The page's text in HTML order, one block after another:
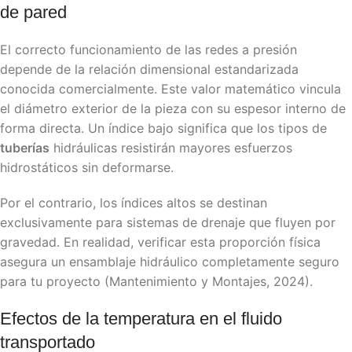
de pared
El correcto funcionamiento de las redes a presión
depende de la relación dimensional estandarizada
conocida comercialmente. Este valor matemático vincula
el diámetro exterior de la pieza con su espesor interno de
forma directa. Un índice bajo significa que los tipos de
tuberías hidráulicas resistirán mayores esfuerzos
hidrostáticos sin deformarse.
Por el contrario, los índices altos se destinan
exclusivamente para sistemas de drenaje que fluyen por
gravedad. En realidad, verificar esta proporción física
asegura un ensamblaje hidráulico completamente seguro
para tu proyecto (Mantenimiento y Montajes, 2024).
Efectos de la temperatura en el fluido
transportado